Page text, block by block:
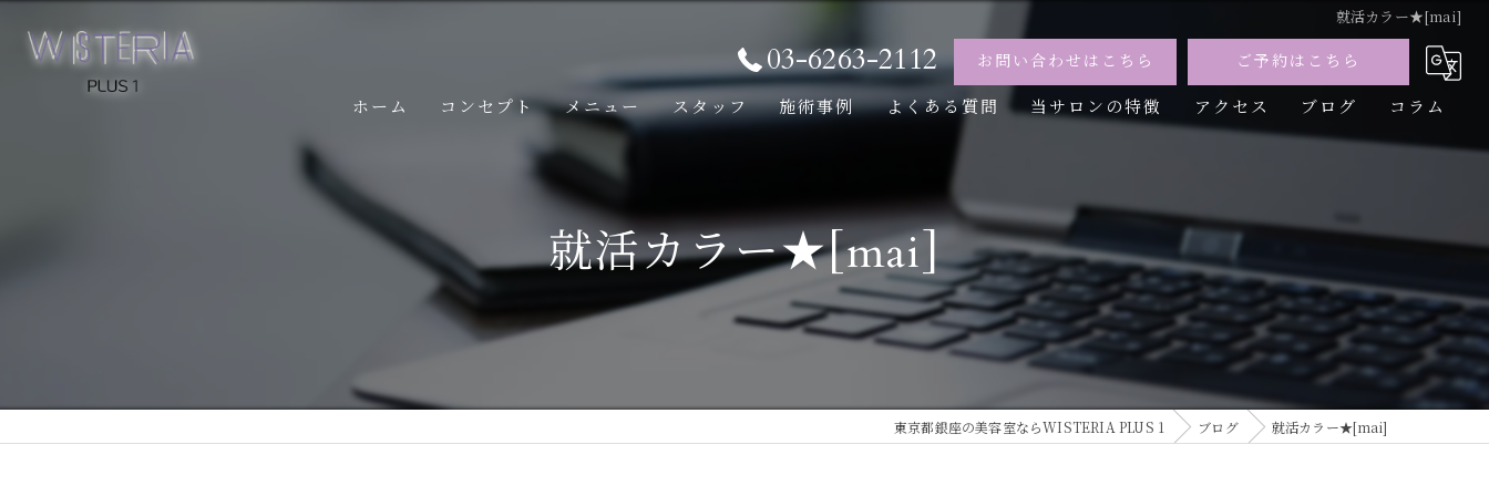
就活カラー★[mai]
03-6263-2112 お問い合わせはこちら ご予約はこちら
ホーム コンセプト メニュー スタッフ 施術事例 よくある質問 当サロンの特徴
カラー
トリートメント
パーマ
縮毛矯正
アクセス ブログ コラム
就活カラー★[mai]
東京都銀座の美容室ならWISTERIA PLUS 1 ブログ 就活カラー★[mai]